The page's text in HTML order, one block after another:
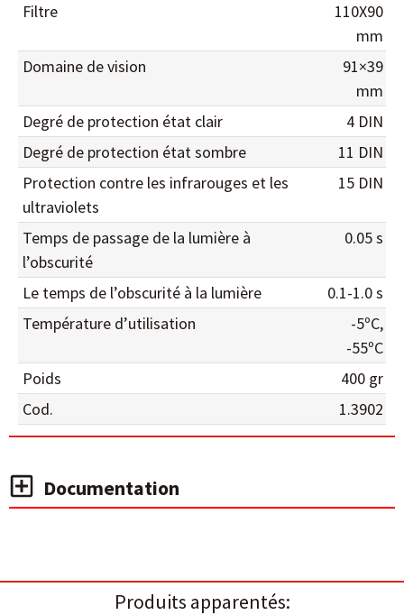
Filtre
110X90
mm
Domaine de vision
91×39
mm
Degré de protection état clair
4 DIN
Degré de protection état sombre
11 DIN
Protection contre les infrarouges et les
ultraviolets
15 DIN
Temps de passage de la lumière à
l’obscurité
0.05 s
Le temps de l’obscurité à la lumière
0.1-1.0 s
Température d’utilisation
-5ºC,
-55ºC
Poids
400 gr
Cod.
1.3902
Documentation
Produits apparentés: